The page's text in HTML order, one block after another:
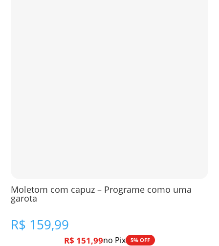
Moletom com capuz – Programe como uma
garota
R$ 159,99
R$ 151,99no Pix 5% OFF